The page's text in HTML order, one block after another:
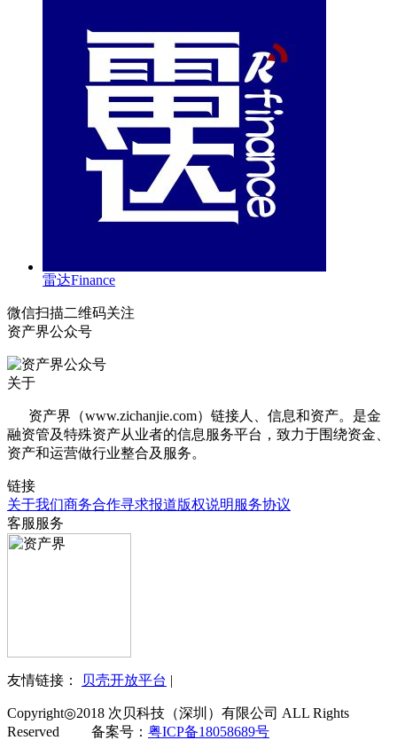
雷达Finance
微信扫描二维码关注
资产界公众号
关于
资产界（www.zichanjie.com）链接人、信息和资产。是金
融资管及特殊资产从业者的信息服务平台，致力于围绕资金、
资产和运营做行业整合及服务。
链接
关于我们商务合作寻求报道版权说明服务协议
客服服务
友情链接： 贝壳开放平台
Copyright◎2018 次贝科技（深圳）有限公司 ALL Rights
Reserved 备案号： 粤ICP备18058689号